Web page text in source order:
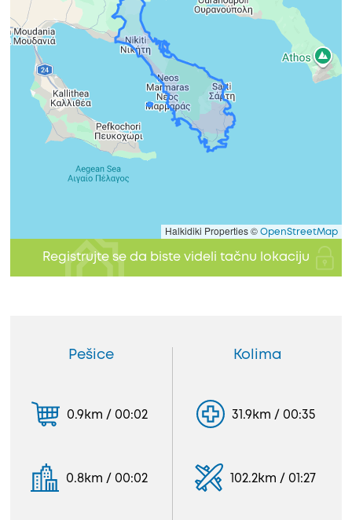
Halkidiki Properties © OpenStreetMap
Registrujte se da biste videli tačnu lokaciju
Pešice
0.9km / 00:02
0.8km / 00:02
Kolima
31.9km / 00:35
102.2km / 01:27